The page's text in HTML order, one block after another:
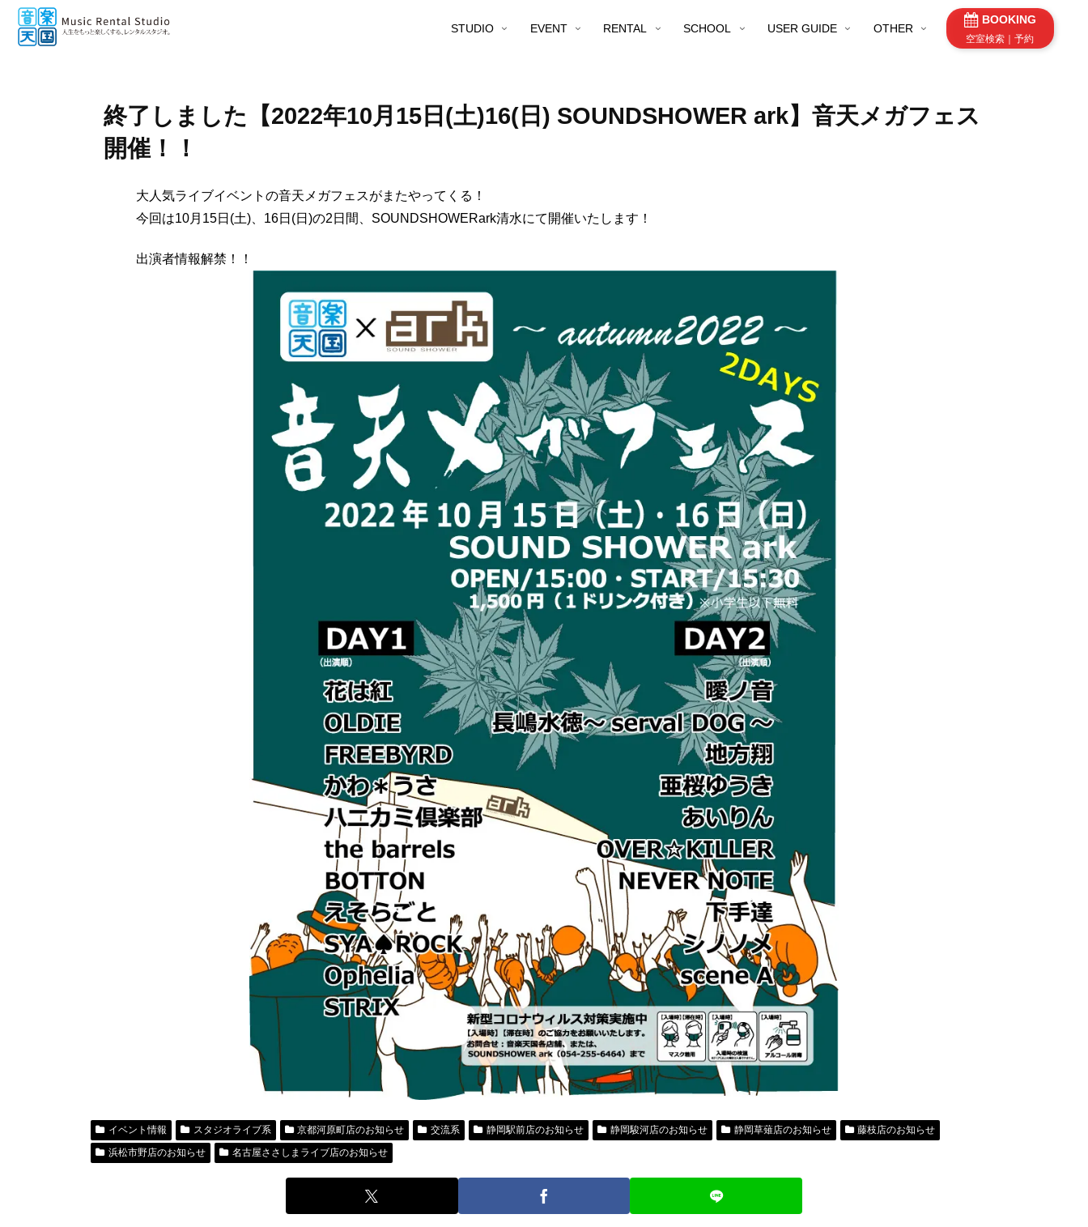
STUDIO EVENT RENTAL SCHOOL USER GUIDE OTHER
BOOKING
空室検索｜予約
終了しました【2022年10月15日(土)16(日) SOUNDSHOWER ark】音天メガフェス
開催！！
大人気ライブイベントの音天メガフェスがまたやってくる！
今回は10月15日(土)、16日(日)の2日間、SOUNDSHOWERark清水にて開催いたします！
出演者情報解禁！！
イベント情報 スタジオライブ系 京都河原町店のお知らせ 交流系 静岡駅前店のお知らせ 静岡駿河店のお知らせ 静岡草薙店のお知らせ
藤枝店のお知らせ
浜松市野店のお知らせ
名古屋ささしまライブ店のお知らせ